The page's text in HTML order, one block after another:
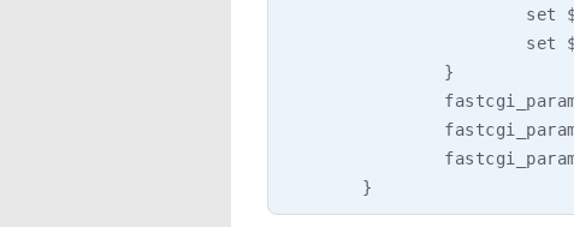
set
set
                }
        }